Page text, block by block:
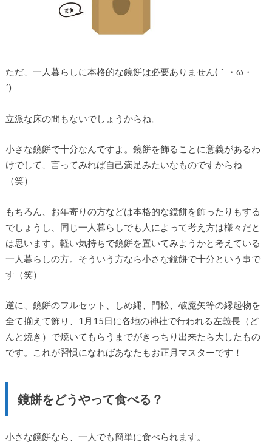
ただ、一人暮らしに本格的な鏡餅は必要ありません(｀・ω・
´)ゞ
立派な床の間もないでしょうからね。
小さな鏡餅で十分なんですよ。鏡餅を飾ることに意義があるわ
けでして、言ってみれば自己満足みたいなものですからね
（笑）
もちろん、お年寄りの方などは本格的な鏡餅を飾ったりもする
でしょうし、同じ一人暮らしでも人によって考え方は様々だと
は思います。軽い気持ちで鏡餅を置いてみようかと考えている
一人暮らしの方。そういう方なら小さな鏡餅で十分という事で
す（笑）
逆に、鏡餅のフルセット、しめ縄、門松、破魔矢等の縁起物を
全て揃えて飾り、1月15日に各地の神社で行われる左義長（ど
んと焼き）で焼いてもらうまでがきっちり出来たら大したもの
です。これが習慣になればあなたもお正月マスターです！
鏡餅をどうやって食べる？
小さな鏡餅なら、一人でも簡単に食べられます。